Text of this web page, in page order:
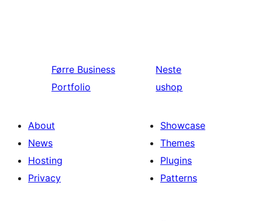
Førre Business
Portfolio
Neste
ushop
About
News
Hosting
Privacy
Showcase
Themes
Plugins
Patterns